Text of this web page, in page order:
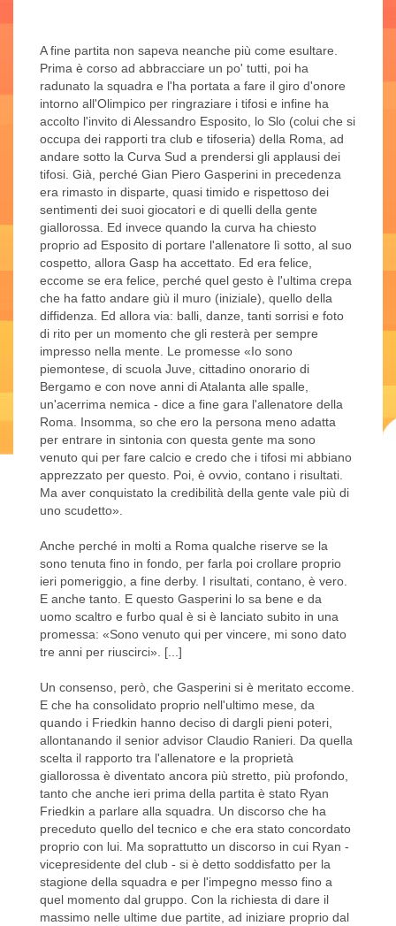
A fine partita non sapeva neanche più come esultare.
Prima è corso ad abbracciare un po' tutti, poi ha
radunato la squadra e l'ha portata a fare il giro d'onore
intorno all'Olimpico per ringraziare i tifosi e infine ha
accolto l'invito di Alessandro Esposito, lo Slo (colui che si
occupa dei rapporti tra club e tifoseria) della Roma, ad
andare sotto la Curva Sud a prendersi gli applausi dei
tifosi. Già, perché Gian Piero Gasperini in precedenza
era rimasto in disparte, quasi timido e rispettoso dei
sentimenti dei suoi giocatori e di quelli della gente
giallorossa. Ed invece quando la curva ha chiesto
proprio ad Esposito di portare l'allenatore lì sotto, al suo
cospetto, allora Gasp ha accettato. Ed era felice,
eccome se era felice, perché quel gesto è l'ultima crepa
che ha fatto andare giù il muro (iniziale), quello della
diffidenza. Ed allora via: balli, danze, tanti sorrisi e foto
di rito per un momento che gli resterà per sempre
impresso nella mente. Le promesse «Io sono
piemontese, di scuola Juve, cittadino onorario di
Bergamo e con nove anni di Atalanta alle spalle,
un'acerrima nemica - dice a fine gara l'allenatore della
Roma. Insomma, so che ero la persona meno adatta
per entrare in sintonia con questa gente ma sono
venuto qui per fare calcio e credo che i tifosi mi abbiano
apprezzato per questo. Poi, è ovvio, contano i risultati.
Ma aver conquistato la credibilità della gente vale più di
uno scudetto».
Anche perché in molti a Roma qualche riserve se la
sono tenuta fino in fondo, per farla poi crollare proprio
ieri pomeriggio, a fine derby. I risultati, contano, è vero.
E anche tanto. E questo Gasperini lo sa bene e da
uomo scaltro e furbo qual è si è lanciato subito in una
promessa: «Sono venuto qui per vincere, mi sono dato
tre anni per riuscirci». [...]
Un consenso, però, che Gasperini si è meritato eccome.
E che ha consolidato proprio nell'ultimo mese, da
quando i Friedkin hanno deciso di dargli pieni poteri,
allontanando il senior advisor Claudio Ranieri. Da quella
scelta il rapporto tra l'allenatore e la proprietà
giallorossa è diventato ancora più stretto, più profondo,
tanto che anche ieri prima della partita è stato Ryan
Friedkin a parlare alla squadra. Un discorso che ha
preceduto quello del tecnico e che era stato concordato
proprio con lui. Ma soprattutto un discorso in cui Ryan -
vicepresidente del club - si è detto soddisfatto per la
stagione della squadra e per l'impegno messo fino a
quel momento dal gruppo. Con la richiesta di dare il
massimo nelle ultime due partite, ad iniziare proprio dal